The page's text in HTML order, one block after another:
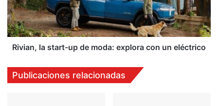
moda:
explora
con
un
eléctrico
Rivian, la start-up de moda: explora con un eléctrico
Publicaciones relacionadas